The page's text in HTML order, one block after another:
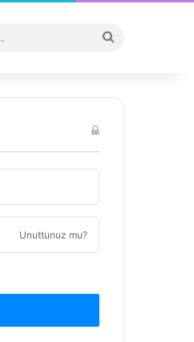
...
Unuttunuz mu?